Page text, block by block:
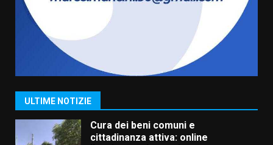
ULTIME NOTIZIE
sabato 8 agosto
5 Agosto 2026 06:10
1
Grazia Neglia, coordinatrice
cittadina di Fratelli d’Italia,
pronta a tornare in Consiglio
Cura dei beni comuni e
cittadinanza attiva: online